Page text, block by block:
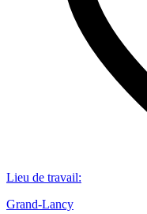
Lieu de travail:
Grand-Lancy